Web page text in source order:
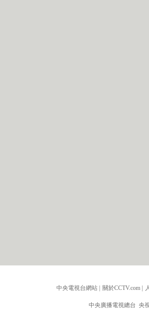
中央電視台網站 | 關於CCTV.com |
中央廣播電視總台 央